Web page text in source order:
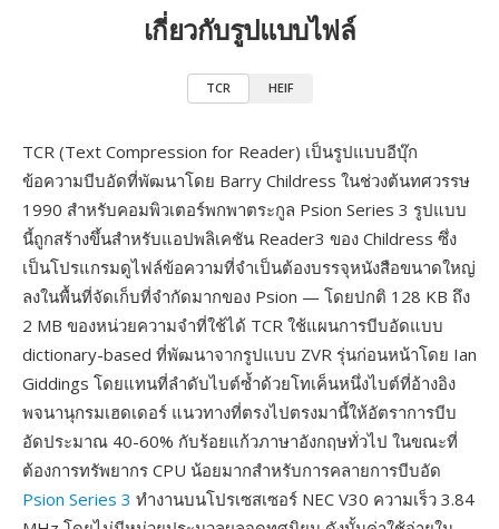
เกี่ยวกับรูปแบบไฟล์
TCR HEIF
TCR (Text Compression for Reader) เป็นรูปแบบอีบุ๊ก
ข้อความบีบอัดที่พัฒนาโดย Barry Childress ในช่วงต้นทศวรรษ
1990 สำหรับคอมพิวเตอร์พกพาตระกูล Psion Series 3 รูปแบบ
นี้ถูกสร้างขึ้นสำหรับแอปพลิเคชัน Reader3 ของ Childress ซึ่ง
เป็นโปรแกรมดูไฟล์ข้อความที่จำเป็นต้องบรรจุหนังสือขนาดใหญ่
ลงในพื้นที่จัดเก็บที่จำกัดมากของ Psion — โดยปกติ 128 KB ถึง
2 MB ของหน่วยความจำที่ใช้ได้ TCR ใช้แผนการบีบอัดแบบ
dictionary-based ที่พัฒนาจากรูปแบบ ZVR รุ่นก่อนหน้าโดย Ian
Giddings โดยแทนที่ลำดับไบต์ซ้ำด้วยโทเค็นหนึ่งไบต์ที่อ้างอิง
พจนานุกรมเฮดเดอร์ แนวทางที่ตรงไปตรงมานี้ให้อัตราการบีบ
อัดประมาณ 40-60% กับร้อยแก้วภาษาอังกฤษทั่วไป ในขณะที่
ต้องการทรัพยากร CPU น้อยมากสำหรับการคลายการบีบอัด
Psion Series 3 ทำงานบนโปรเซสเซอร์ NEC V30 ความเร็ว 3.84